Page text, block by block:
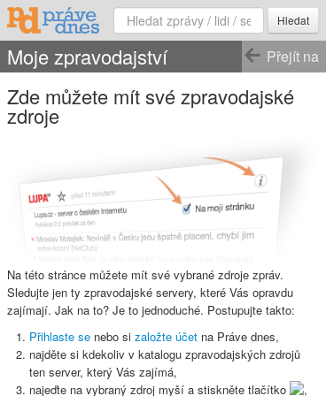
Hledat
Přejít na
Moje zpravodajství
Zde můžete mít své zpravodajské
zdroje
Na této stránce můžete mít své vybrané zdroje zpráv.
Sledujte jen ty zpravodajské servery, které Vás opravdu
zajímají. Jak na to? Je to jednoduché. Postupujte takto:
Přihlaste se nebo si založte účet na Práve dnes,
najděte si kdekoliv v katalogu zpravodajských zdrojů
ten server, který Vás zajímá,
najeďte na vybraný zdroj myší a stiskněte tlačítko ,